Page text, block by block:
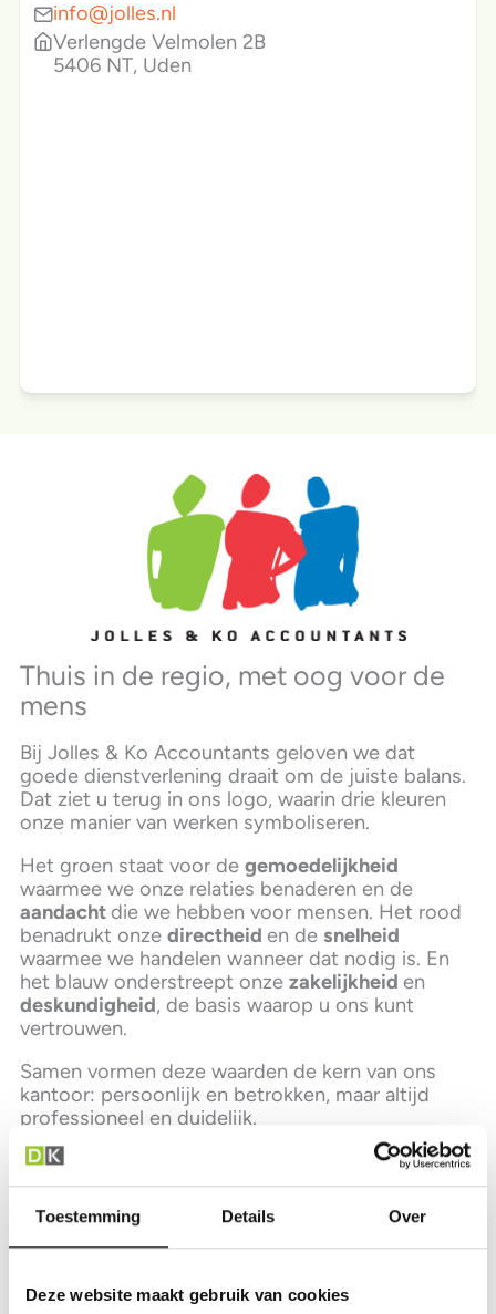
Toestemming Details Over
Deze website maakt gebruik van cookies
info@jolles.nl
Verlengde Velmolen 2B
5406 NT, Uden
my location
Thuis in de regio, met oog voor de
mens
Bij Jolles & Ko Accountants geloven we dat
goede dienstverlening draait om de juiste balans.
Dat ziet u terug in ons logo, waarin drie kleuren
onze manier van werken symboliseren.
Het groen staat voor degemoedelijkheid
waarmee we onze relaties benaderen en de
aandachtdie we hebben voor mensen. Het rood
benadrukt onzedirectheiden de snelheid
waarmee we handelen wanneer dat nodig is. En
het blauw onderstreept onzezakelijkheiden
deskundigheid, de basis waarop u ons kunt
vertrouwen.
Samen vormen deze waarden de kern van ons
kantoor: persoonlijk en betrokken, maar altijd
professioneel en duidelijk.
Wat brengt ú naar Jolles & Ko
Accountants?
Een accountant die zakelijk is, maar